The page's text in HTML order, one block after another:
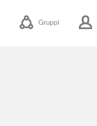
Gruppi